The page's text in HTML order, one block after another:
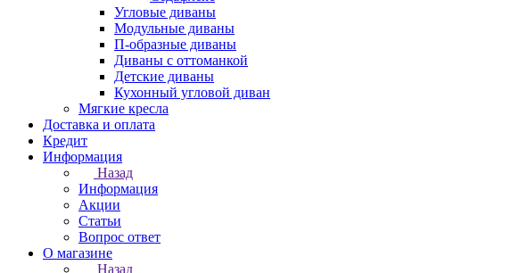
Угловые диваны
Модульные диваны
П-образные диваны
Диваны с оттоманкой
Детские диваны
Кухонный угловой диван
Мягкие кресла
Доставка и оплата
Кредит
Информация
Назад
Информация
Акции
Статьи
Вопрос ответ
О магазине
Назад